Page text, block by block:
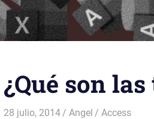
¿Qué son
28 julio, 2014 Angel Access